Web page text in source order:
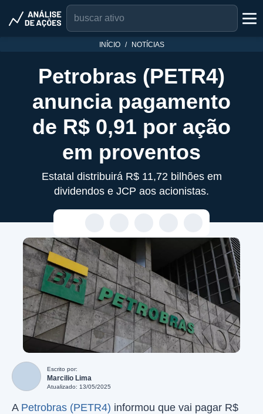
INÍCIO NOTÍCIAS
Petrobras (PETR4)
anuncia pagamento
de R$ 0,91 por ação
em proventos
Estatal distribuirá R$ 11,72 bilhões em
dividendos e JCP aos acionistas.
Escrito por:
Marcilio Lima
Atualizado: 13/05/2025
A Petrobras (PETR4) informou que vai pagar R$